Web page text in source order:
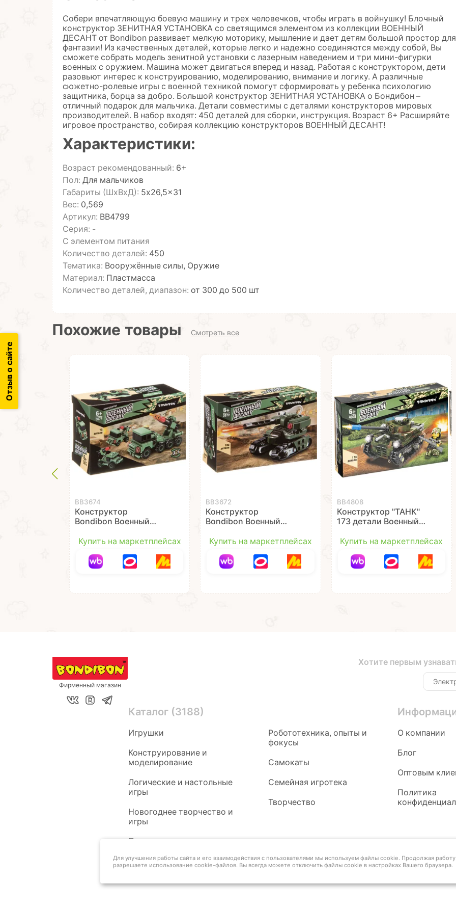
Собери впечатляющую боевую машину и трех человечков, чтобы играть в войнушку! Блочный
конструктор ЗЕНИТНАЯ УСТАНОВКА со светящимся элементом из коллекции ВОЕННЫЙ
ДЕСАНТ от Bondibon развивает мелкую моторику, мышление и дает детям большой простор для
фантазии! Из качественных деталей, которые легко и надежно соединяются между собой, Вы
сможете собрать модель зенитной установки с лазерным наведением и три мини-фигурки
военных с оружием. Машина может двигаться вперед и назад. Работая с конструктором, дети
разовьют интерес к конструированию, моделированию, внимание и логику. А различные
сюжетно-ролевые игры с военной техникой помогут сформировать у ребенка психологию
защитника, борца за добро. Большой конструктор ЗЕНИТНАЯ УСТАНОВКА о Бондибон –
отличный подарок для мальчика. Детали совместимы с деталями конструкторов мировых
производителей. В набор входят: 450 деталей для сборки, инструкция. Возраст 6+ Расширяйте
игровое пространство, собирая коллекцию конструкторов ВОЕННЫЙ ДЕСАНТ!
Характеристики:
Возраст рекомендованный: 6+
Пол: Для мальчиков
Габариты (ШхВхД): 5x26,5x31
Вес: 0,569
Артикул: ВВ4799
Серия: -
С элементом питания
Количество деталей: 450
Тематика: Вооружённые силы, Оружие
Материал: Пластмасса
Количество деталей, диапазон: от 300 до 500 шт
Похожие товары Смотреть все
ВВ3674
Конструктор
Bondibon Военный
Ракетница 73 детали
Купить на маркетплейсах
ВВ3672
Конструктор
Bondibon Военный
103 детали
Купить на маркетплейсах
ВВ4808
Конструктор "ТАНК"
173 детали Военный
Купить на маркетплейсах
Отзыв о сайте
Фирменный магазин
Хотите первым
Каталог (3188)
Игрушки
Конструирование и
моделирование
Логические и настольные
игры
Новогоднее творчество и
игры
Педагогам
Робототехника, опыты и
фокусы
Самокаты
Семейная игротека
Творчество
О компании
Блог
Оптовым
Политика
Для улучшения работы сайта и его взаимодействия с пользователями мы используем файлы cookie. Продолжая
разрешаете использование cookie-файлов. Вы всегда можете отключить файлы cookie в настройках Вашего браузера.